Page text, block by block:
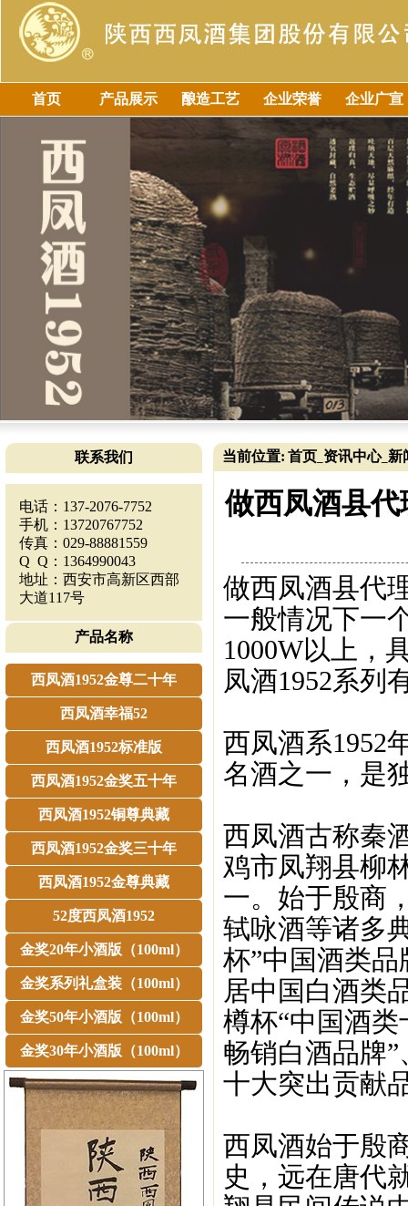
首页 产品展示 酿造工艺 企业荣誉 企业广宣
联系我们
电话：137-2076-7752
手机：13720767752
传真：029-88881559
Q Q：1364990043
地址：西安市高新区西部
大道117号
产品名称
西凤酒1952金尊二十年
西凤酒幸福52
西凤酒1952标准版
西凤酒1952金奖五十年
西凤酒1952铜尊典藏
西凤酒1952金奖三十年
西凤酒1952金尊典藏
52度西凤酒1952
金奖20年小酒版（100ml）
金奖系列礼盒装（100ml）
金奖50年小酒版（100ml）
金奖30年小酒版（100ml）
当前位置: 首页 资讯中心_ 新
做西凤酒县代
做西凤酒县代
一般情况下一
1000W以上，
凤酒1952系列
西凤酒系1952
名酒之一，是
西凤酒古称秦
鸡市凤翔县柳
一。始于殷商
轼咏酒等诸多
杯”中国酒类
居中国白酒类
樽杯“中国酒
畅销白酒品牌
十大突出贡献
西凤酒始于殷
史，远在唐代